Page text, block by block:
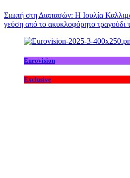
Σιωπή στη Διαπασών: Η Ιουλία
γεύση από το ακυκλοφόρητο τραγούδι
Eurovision
Exclusive